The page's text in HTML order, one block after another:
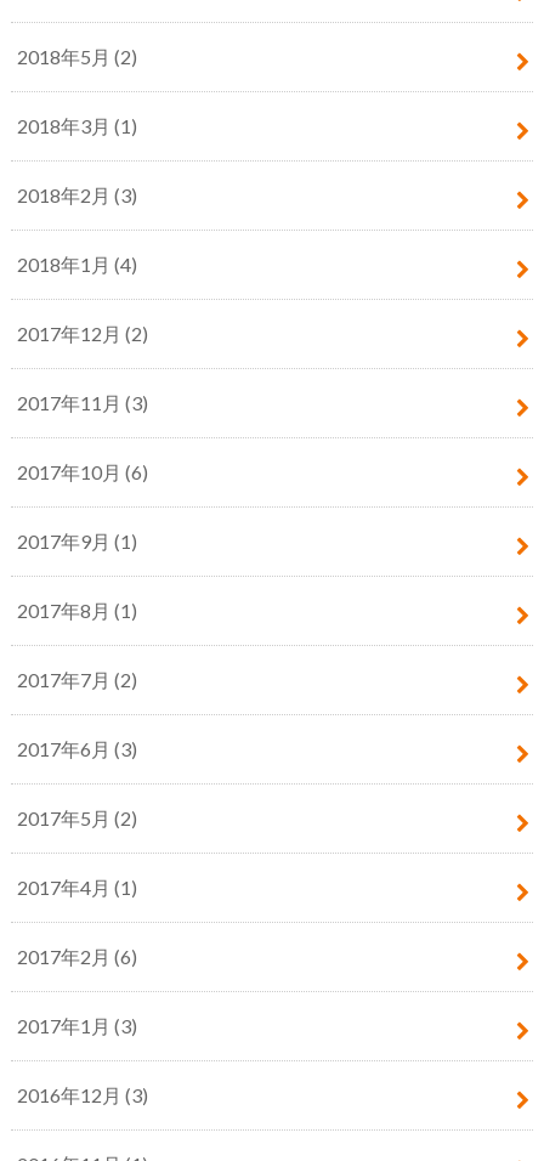
2018年5月 (2)
2018年3月 (1)
2018年2月 (3)
2018年1月 (4)
2017年12月 (2)
2017年11月 (3)
2017年10月 (6)
2017年9月 (1)
2017年8月 (1)
2017年7月 (2)
2017年6月 (3)
2017年5月 (2)
2017年4月 (1)
2017年2月 (6)
2017年1月 (3)
2016年12月 (3)